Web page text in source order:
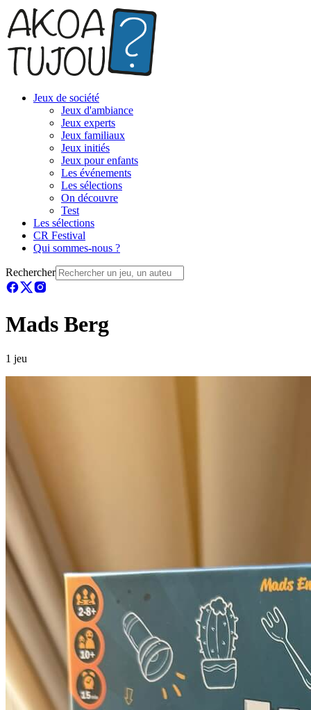
Jeux de société
Jeux d'ambiance
Jeux experts
Jeux familiaux
Jeux initiés
Jeux pour enfants
Les événements
Les sélections
On découvre
Test
Les sélections
CR Festival
Qui sommes-nous ?
Rechercher
Mads Berg
1 jeu